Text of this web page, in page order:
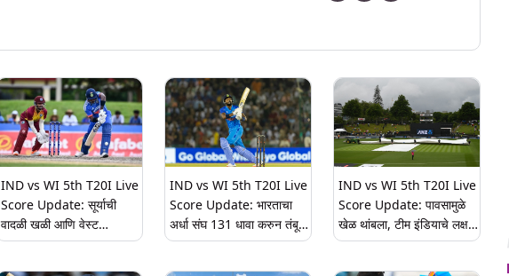
IND vs WI 5th T20I Live
Score Update: सूर्याची
वादळी खळी आणि वेस्ट
इंडिजसमोर 166 धावांचे लक्ष्य,
IND vs WI 5th T20I Live
Score Update: भारताचा
अर्धा संघ 131 धावा करुन तंबूत,
कर्णधार हार्दिक पांड्या 14 धावा
IND vs WI 5th T20I Live
Score Update: पावसामुळे
खेळ थांबला, टीम इंडियाचे लक्ष
मोठ्या धावसंख्येकडे